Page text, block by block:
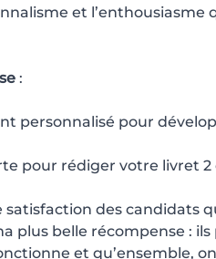
et l’enthousiasme
:
personnalisé pour
pour rédiger votre livret 2
satisfaction des candidats
plus belle récompense :
et qu’ensemble,